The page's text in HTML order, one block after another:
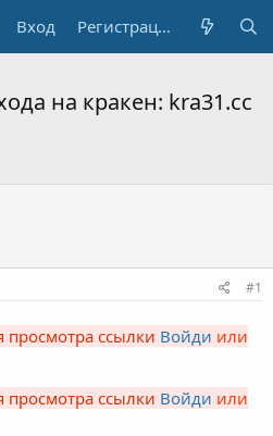
Вход Регистрация
на кракен: kra31.cc
#1
просмотра ссылки Войди или
просмотра ссылки Войди или